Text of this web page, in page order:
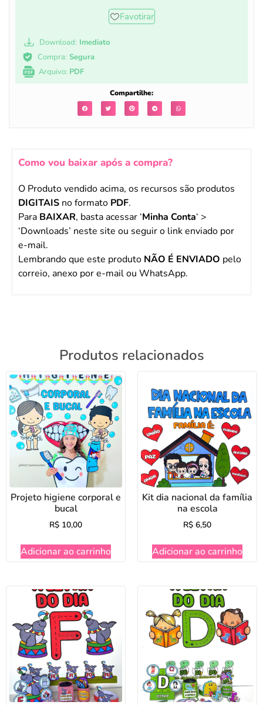
Favotirar
Download: Imediato
Compra: Segura
Arquivo: PDF
Compartilhe:
Como vou baixar após a compra?
O Produto vendido acima, os recursos são produtos
DIGITAIS no formato PDF.
Para BAIXAR, basta acessar ‘Minha Conta‘ >
‘Downloads’ neste site ou seguir o link enviado por
e-mail.
Lembrando que este produto NÃO É ENVIADO pelo
correio, anexo por e-mail ou WhatsApp.
Produtos relacionados
Projeto higiene corporal e
bucal
R$ 10,00
Adicionar ao carrinho
Kit dia nacional da família
na escola
R$ 6,50
Adicionar ao carrinho